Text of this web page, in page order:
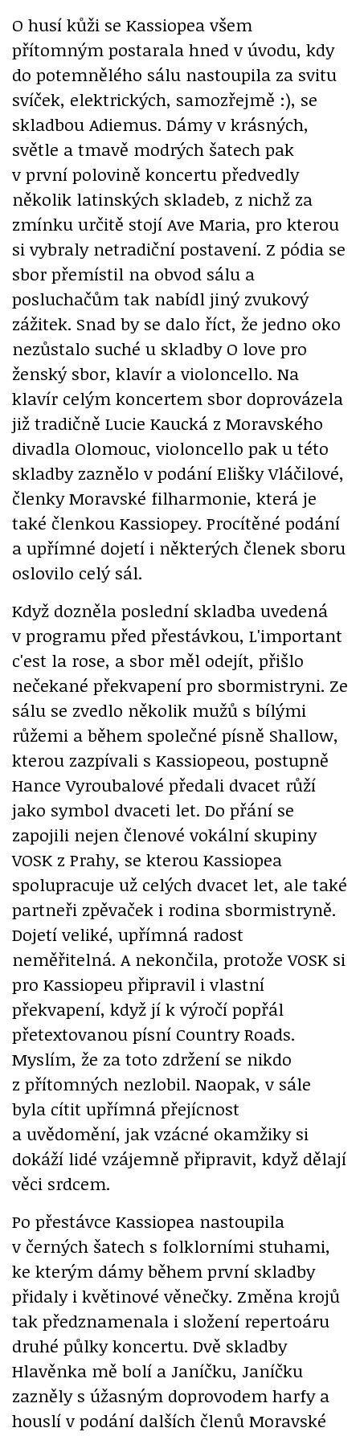
O husí kůži se Kassiopea všem
přítomným postarala hned v úvodu, kdy
do potemnělého sálu nastoupila za svitu
svíček, elektrických, samozřejmě :), se
skladbou Adiemus. Dámy v krásných,
světle a tmavě modrých šatech pak
v první polovině koncertu předvedly
několik latinských skladeb, z nichž za
zmínku určitě stojí Ave Maria, pro kterou
si vybraly netradiční postavení. Z pódia se
sbor přemístil na obvod sálu a
posluchačům tak nabídl jiný zvukový
zážitek. Snad by se dalo říct, že jedno oko
nezůstalo suché u skladby O love pro
ženský sbor, klavír a violoncello. Na
klavír celým koncertem sbor doprovázela
již tradičně Lucie Kaucká z Moravského
divadla Olomouc, violoncello pak u této
skladby zaznělo v podání Elišky Vláčilové,
členky Moravské filharmonie, která je
také členkou Kassiopey. Procítěné podání
a upřímné dojetí i některých členek sboru
oslovilo celý sál.
Když dozněla poslední skladba uvedená
v programu před přestávkou, L'important
c'est la rose, a sbor měl odejít, přišlo
nečekané překvapení pro sbormistryni. Ze
sálu se zvedlo několik mužů s bílými
růžemi a během společné písně Shallow,
kterou zazpívali s Kassiopeou, postupně
Hance Vyroubalové předali dvacet růží
jako symbol dvaceti let. Do přání se
zapojili nejen členové vokální skupiny
VOSK z Prahy, se kterou Kassiopea
spolupracuje už celých dvacet let, ale také
partneři zpěvaček i rodina sbormistryně.
Dojetí veliké, upřímná radost
neměřitelná. A nekončila, protože VOSK si
pro Kassiopeu připravil i vlastní
překvapení, když jí k výročí popřál
přetextovanou písní Country Roads.
Myslím, že za toto zdržení se nikdo
z přítomných nezlobil. Naopak, v sále
byla cítit upřímná přejícnost
a uvědomění, jak vzácné okamžiky si
dokáží lidé vzájemně připravit, když dělají
věci srdcem.
Po přestávce Kassiopea nastoupila
v černých šatech s folklorními stuhami,
ke kterým dámy během první skladby
přidaly i květinové věnečky. Změna krojů
tak předznamenala i složení repertoáru
druhé půlky koncertu. Dvě skladby
Hlavěnka mě bolí a Janíčku, Janíčku
zazněly s úžasným doprovodem harfy a
houslí v podání dalších členů Moravské